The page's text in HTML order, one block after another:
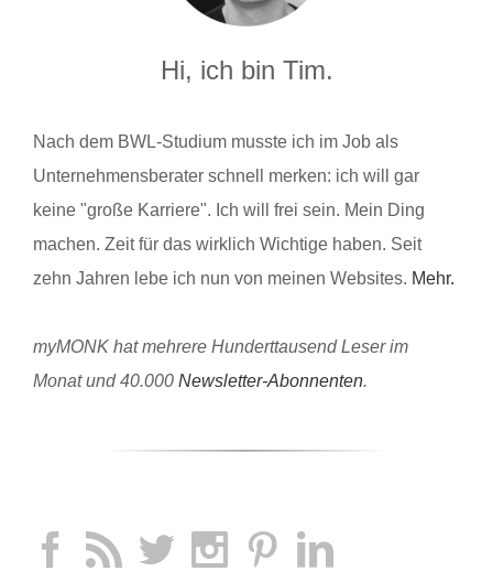
Hi, ich bin Tim.
Nach dem BWL-Studium musste ich im Job als
Unternehmensberater schnell merken: ich will gar
keine "große Karriere". Ich will frei sein. Mein Ding
machen. Zeit für das wirklich Wichtige haben. Seit
zehn Jahren lebe ich nun von meinen Websites. Mehr.
myMONK hat mehrere Hunderttausend Leser im
Monat und 40.000 Newsletter-Abonnenten.